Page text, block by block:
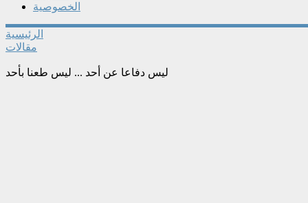
الخصوصية
الرئيسية
مقالات
ليس دفاعا عن أحد ... ليس طعنا بأحد